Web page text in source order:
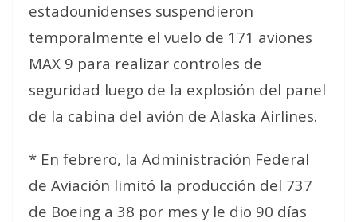
estadounidenses suspendieron
temporalmente el vuelo de 171 aviones
MAX 9 para realizar controles de
seguridad luego de la explosión del panel
de la cabina del avión de Alaska Airlines.
* En febrero, la Administración Federal
de Aviación limitó la producción del 737
de Boeing a 38 por mes y le dio 90 días